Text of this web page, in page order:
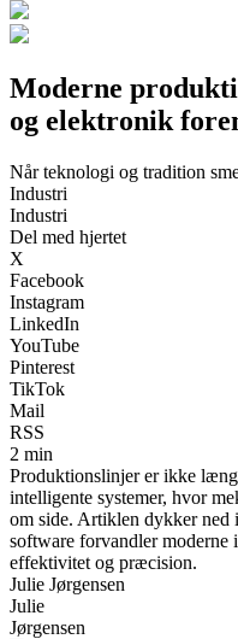
Moderne
og elektronik
Når teknologi og tradition
Industri
Industri
Del med hjertet
X
Facebook
Instagram
LinkedIn
YouTube
Pinterest
TikTok
Mail
RSS
2 min
Produktionslinjer er ikke
intelligente systemer, hvor
om side. Artiklen dykker ned
software forvandler moderne
effektivitet og præcision.
Julie Jørgensen
Julie
Jørgensen